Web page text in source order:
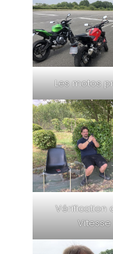
Les motos
Vérification
Vitesse